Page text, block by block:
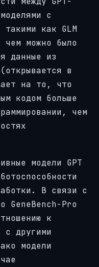
с
как GLM
можно было
данные из
(открывается в
на то, что
кодом больше
чем
модели GPT
В связи с
GeneBench-Pro
к
с другими
модели